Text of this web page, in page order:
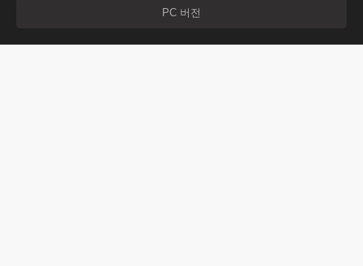
PC 버전